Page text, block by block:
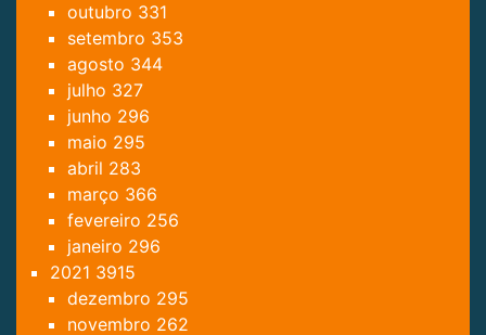
outubro 331
setembro 353
agosto 344
julho 327
junho 296
maio 295
abril 283
março 366
fevereiro 256
janeiro 296
2021 3915
dezembro 295
novembro 262